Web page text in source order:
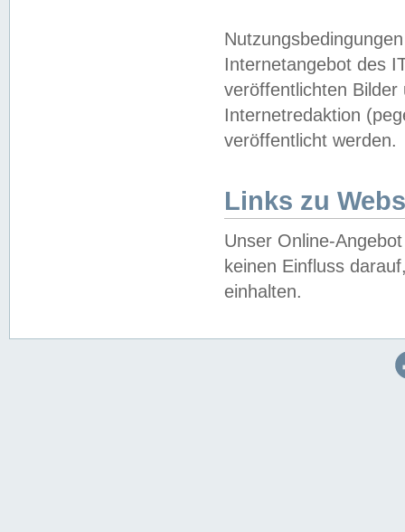
Internetangebot des
veröffentlichten
Internetredaktion
veröffentlicht werden.
Links zu
Unser Online-
keinen Einfluss
einhalten.